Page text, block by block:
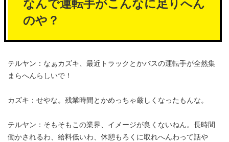
のや？
テルヤン：なぁカズキ、最近トラックとかバスの運転手が全然集
まらへんらしいで！
カズキ：せやな。残業時間とかめっちゃ厳しくなったもんな。
テルヤン：そもそもこの業界、イメージが良くないねん。長時間
働かされるわ、給料低いわ、休憩もろくに取れへんわって話や